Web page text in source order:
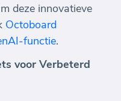
deze innovatieve
Octoboard
functie.
voor Verbeterd